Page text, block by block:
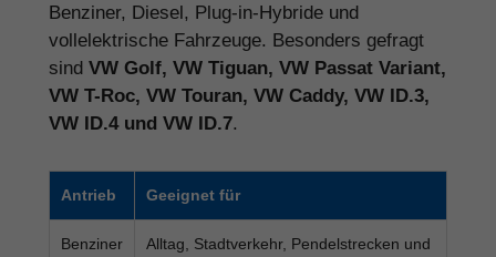
Benziner, Diesel, Plug-in-Hybride und
vollelektrische Fahrzeuge. Besonders gefragt
sind VW Golf, VW Tiguan, VW Passat Variant,
VW T-Roc, VW Touran, VW Caddy, VW ID.3,
VW ID.4 und VW ID.7.
Antrieb Geeignet für
Benziner
Alltag, Stadtverkehr, Pendelstrecken und